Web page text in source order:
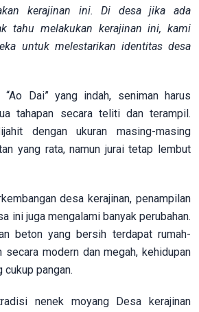
kerajinan ini. Di desa jika ada
tahu melakukan kerajinan ini, kami
untuk melestarikan identitas desa
Dai” yang indah, seniman harus
tahapan secara teliti dan terampil.
dengan ukuran masing-masing
yang rata, namun jurai tetap lembut
desa kerajinan, penampilan
ini juga mengalami banyak perubahan.
beton yang bersih terdapat rumah-
secara modern dan megah, kehidupan
cukup pangan.
nenek moyang Desa kerajinan